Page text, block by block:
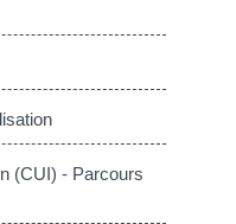
(CUI) - Parcours